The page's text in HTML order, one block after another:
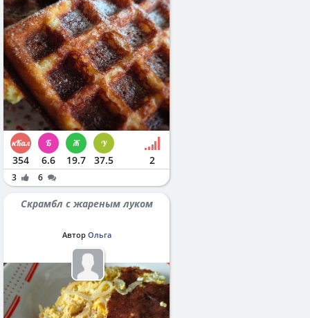
354 6.6 19.7 37.5 2
3 6
Скрамбл с жареным луком
Автор Ольга